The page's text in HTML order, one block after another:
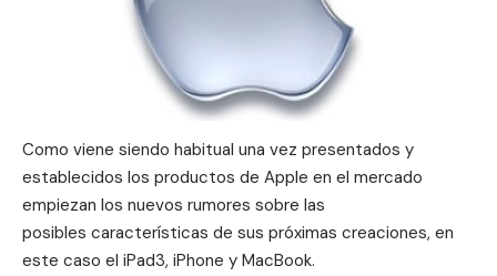
Como viene siendo habitual una vez presentados y
establecidos los productos de Apple en el mercado
empiezan los nuevos rumores sobre las
posibles características de sus próximas creaciones, en
este caso el iPad3, iPhone y MacBook.